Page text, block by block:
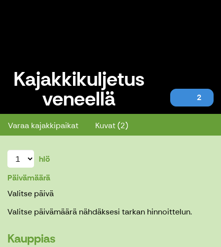
Kajakkikuljetus
veneellä 2
Kajakkikuljetus veneellä
Varaa kajakkipaikat Kuvat (2)
hlö
Päivämäärä
Valitse päivä
Valitse päivämäärä nähdäksesi tarkan hinnoittelun.
Kauppias